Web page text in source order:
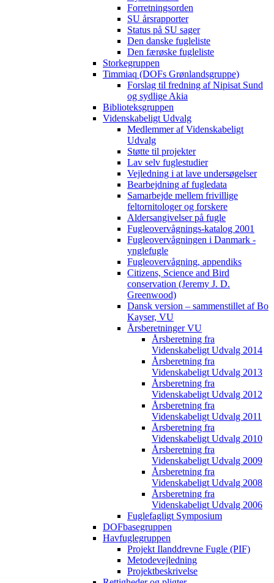
Forretningsorden
SU årsrapporter
Status på SU sager
Den danske fugleliste
Den færøske fugleliste
Storkegruppen
Timmiaq (DOFs Grønlandsgruppe)
Forslag til fredning af Nipisat Sund
og sydlige Akia
Biblioteksgruppen
Videnskabeligt Udvalg
Medlemmer af Videnskabeligt
Udvalg
Støtte til projekter
Lav selv fuglestudier
Vejledning i at lave undersøgelser
Bearbejdning af fugledata
Samarbejde mellem frivillige
feltornitologer og forskere
Aldersangivelser på fugle
Fugleovervågnings-katalog 2001
Fugleovervågningen i Danmark -
ynglefugle
Fugleovervågning, appendiks
Citizens, Science and Bird
conservation (Jeremy J. D.
Greenwood)
Dansk version – sammenstillet af Bo
Kayser, VU
Årsberetninger VU
Årsberetning fra
Videnskabeligt Udvalg 2014
Årsberetning fra
Videnskabeligt Udvalg 2013
Årsberetning fra
Videnskabeligt Udvalg 2012
Årsberetning fra
Videnskabeligt Udvalg 2011
Årsberetning fra
Videnskabeligt Udvalg 2010
Årsberetning fra
Videnskabeligt Udvalg 2009
Årsberetning fra
Videnskabeligt Udvalg 2008
Årsberetning fra
Videnskabeligt Udvalg 2006
Fuglefagligt Symposium
DOFbasegruppen
Havfuglegruppen
Projekt Ilanddrevne Fugle (PIF)
Metodevejledning
Projektbeskrivelse